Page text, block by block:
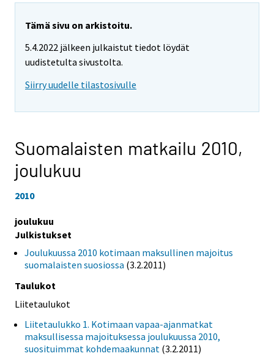
Tämä sivu on arkistoitu.
5.4.2022 jälkeen julkaistut tiedot löydät
uudistetulta sivustolta.
Siirry uudelle tilastosivulle
Suomalaisten matkailu 2010,
joulukuu
2010
joulukuu
Julkistukset
Joulukuussa 2010 kotimaan maksullinen majoitus
suomalaisten suosiossa (3.2.2011)
Taulukot
Liitetaulukot
Liitetaulukko 1. Kotimaan vapaa-ajanmatkat
maksullisessa majoituksessa joulukuussa 2010,
suosituimmat kohdemaakunnat (3.2.2011)